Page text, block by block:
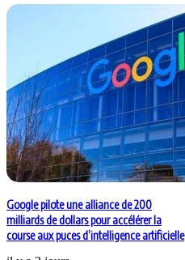
Google pilote une alliance de 200
milliards de dollars pour accélérer la
course aux puces d’intelligence artificielle